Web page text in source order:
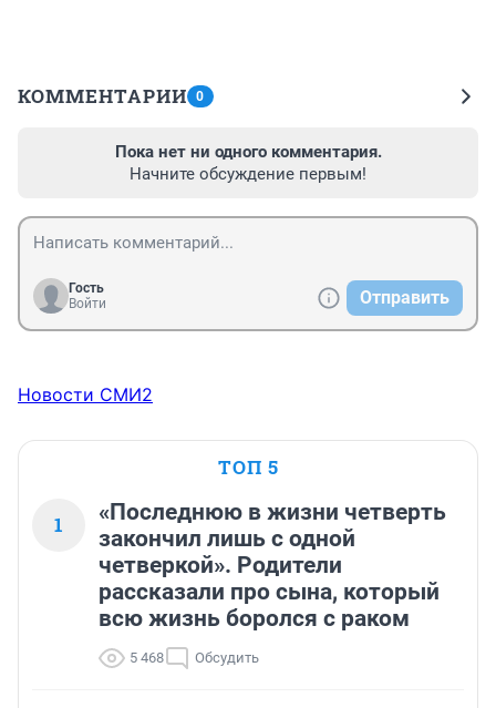
КОММЕНТАРИИ 0
Пока нет ни одного комментария.
Начните обсуждение первым!
Гость
Войти
Отправить
Новости СМИ2
ТОП 5
1
«Последнюю в жизни четверть
закончил лишь с одной
четверкой». Родители
рассказали про сына, который
всю жизнь боролся с раком
5 468 Обсудить